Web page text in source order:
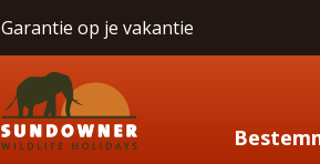
Garantie op je vakantie